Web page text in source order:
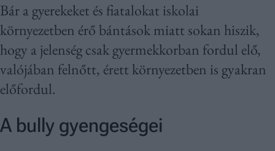
Bár a gyerekeket és fiatalokat iskolai
környezetben érő bántások miatt sokan hiszik,
hogy a jelenség csak gyermekkorban fordul elő,
valójában felnőtt, érett környezetben is gyakran
előfordul.
A bully gyengeségei